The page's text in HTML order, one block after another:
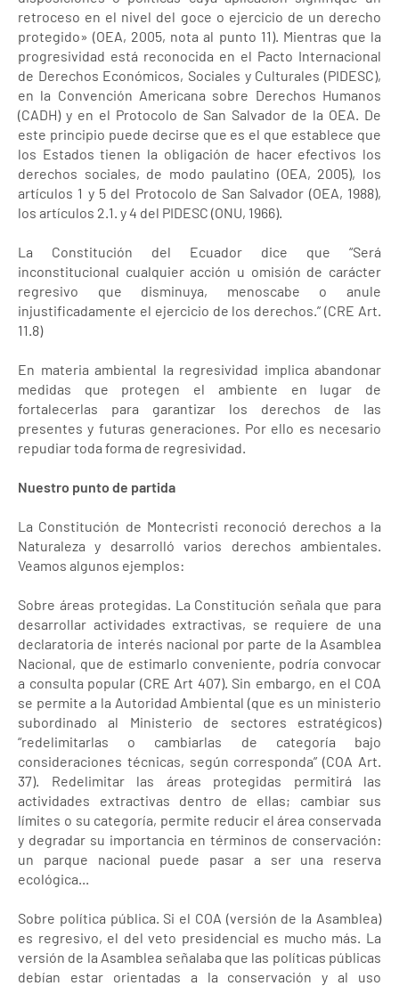
retroceso en el nivel del goce o ejercicio de un derecho
protegido» (OEA, 2005, nota al punto 11). Mientras que la
progresividad está reconocida en el Pacto Internacional
de Derechos Económicos, Sociales y Culturales (PIDESC),
en la Convención Americana sobre Derechos Humanos
(CADH) y en el Protocolo de San Salvador de la OEA. De
este principio puede decirse que es el que establece que
los Estados tienen la obligación de hacer efectivos los
derechos sociales, de modo paulatino (OEA, 2005), los
artículos 1 y 5 del Protocolo de San Salvador (OEA, 1988),
los artículos 2.1. y 4 del PIDESC (ONU, 1966).
La Constitución del Ecuador dice que “Será
inconstitucional cualquier acción u omisión de carácter
regresivo que disminuya, menoscabe o anule
injustificadamente el ejercicio de los derechos.” (CRE Art.
11.8)
En materia ambiental la regresividad implica abandonar
medidas que protegen el ambiente en lugar de
fortalecerlas para garantizar los derechos de las
presentes y futuras generaciones. Por ello es necesario
repudiar toda forma de regresividad.
Nuestro punto de partida
La Constitución de Montecristi reconoció derechos a la
Naturaleza y desarrolló varios derechos ambientales.
Veamos algunos ejemplos:
Sobre áreas protegidas. La Constitución señala que para
desarrollar actividades extractivas, se requiere de una
declaratoria de interés nacional por parte de la Asamblea
Nacional, que de estimarlo conveniente, podría convocar
a consulta popular (CRE Art 407). Sin embargo, en el COA
se permite a la Autoridad Ambiental (que es un ministerio
subordinado al Ministerio de sectores estratégicos)
“redelimitarlas o cambiarlas de categoría bajo
consideraciones técnicas, según corresponda” (COA Art.
37). Redelimitar las áreas protegidas permitirá las
actividades extractivas dentro de ellas; cambiar sus
límites o su categoría, permite reducir el área conservada
y degradar su importancia en términos de conservación:
un parque nacional puede pasar a ser una reserva
ecológica...
Sobre política pública. Si el COA (versión de la Asamblea)
es regresivo, el del veto presidencial es mucho más. La
versión de la Asamblea señalaba que las políticas públicas
debían estar orientadas a la conservación y al uso